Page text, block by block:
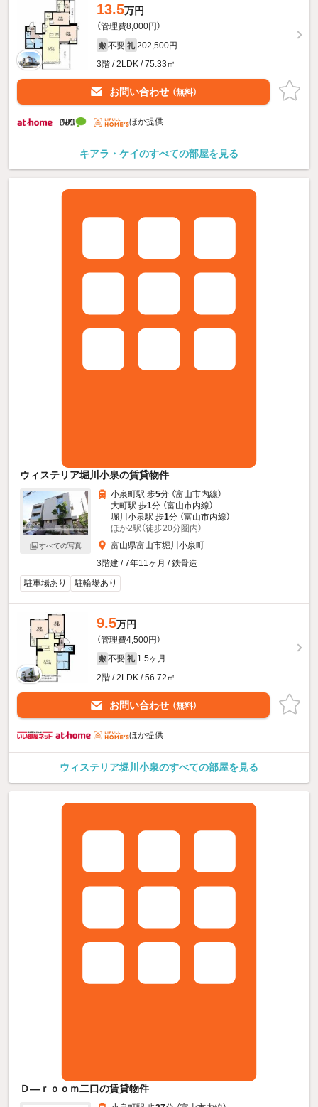
13.5万円
（管理費8,000円）
敷 不要 礼 202,500円
3階 / 2LDK / 75.33㎡
お問い合わせ （無料）
ほか提供
キアラ・ケイのすべての部屋を見る
ウィステリア堀川小泉の賃貸物件
すべての写真
小泉町駅 歩5分 （富山市内線）
大町駅 歩1分 （富山市内線）
堀川小泉駅 歩1分 （富山市内線）
ほか2駅（徒歩20分圏内）
富山県富山市堀川小泉町
3階建 / 7年11ヶ月 / 鉄骨造
駐車場あり
駐輪場あり
9.5万円
（管理費4,500円）
敷 不要 礼 1.5ヶ月
2階 / 2LDK / 56.72㎡
お問い合わせ （無料）
ほか提供
ウィステリア堀川小泉のすべての部屋を見る
Ｄ—ｒｏｏｍ二口の賃貸物件